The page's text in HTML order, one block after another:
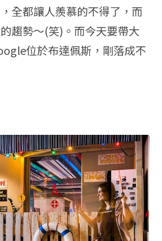
，全都讓人羨慕的不得了，而
趨勢～(笑)。而今天要帶大
位於布達佩斯，剛落成不